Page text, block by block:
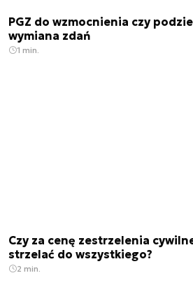
PGZ do wzmocnienia czy
wymiana zdań
1 min.
Czy za cenę zestrzelenia
strzelać do wszystkiego?
2 min.